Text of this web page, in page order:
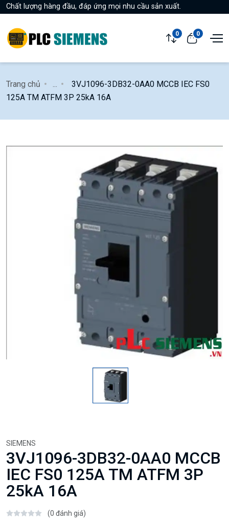
Chất lượng hàng đầu, đáp ứng mọi nhu cầu sản xuất.
0 0
Trang chủ
3VJ1096-3DB32-0AA0 MCCB IEC FS0
125A TM ATFM 3P 25kA 16A
SIEMENS
3VJ1096-3DB32-0AA0 MCCB
IEC FS0 125A TM ATFM 3P
25kA 16A
(0 đánh giá)